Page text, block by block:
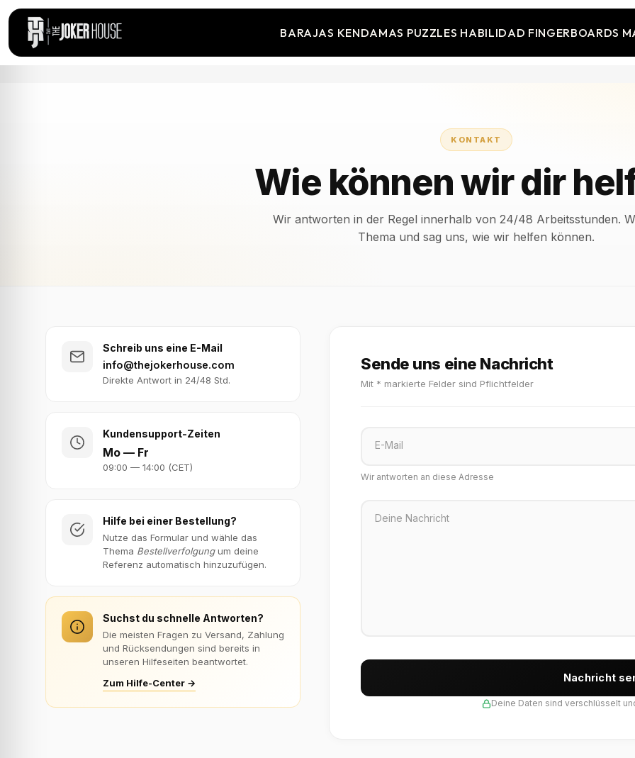
BARAJAS KENDAMAS PUZZLES HABILIDAD FINGERBOARDS
KONTAKT
Wie können wir dir
Wir antworten in der Regel innerhalb von 24/48 Arbeitsstunden.
Thema und sag uns, wie wir helfen können.
Schreib uns eine E-Mail
info@thejokerhouse.com
Direkte Antwort in 24/48 Std.
Kundensupport-Zeiten
Mo — Fr
09:00 — 14:00 (CET)
Hilfe bei einer Bestellung?
Nutze das Formular und wähle das
Thema Bestellverfolgungum deine
Referenz automatisch hinzuzufügen.
Suchst du schnelle Antworten?
Die meisten Fragen zu Versand, Zahlung
und Rücksendungen sind bereits in
unseren Hilfeseiten beantwortet.
Zum Hilfe-Center →
Sende uns eine Nachricht
Mit * markierte Felder sind Pflichtfelder
E-Mail
Wir antworten an diese Adresse
Deine Nachricht
Nachricht
Deine Daten sind verschlüsselt